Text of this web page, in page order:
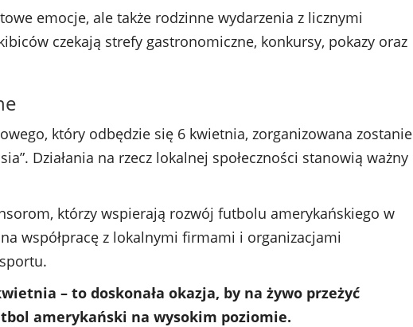
emocje, ale także rodzinne wydarzenia z licznymi
czekają strefy gastronomiczne, konkursy, pokazy oraz
który odbędzie się 6 kwietnia, zorganizowana zostanie
Działania na rzecz lokalnej społeczności stanowią ważny
którzy wspierają rozwój futbolu amerykańskiego w
współpracę z lokalnymi firmami i organizacjami
– to doskonała okazja, by na żywo przeżyć
amerykański na wysokim poziomie.